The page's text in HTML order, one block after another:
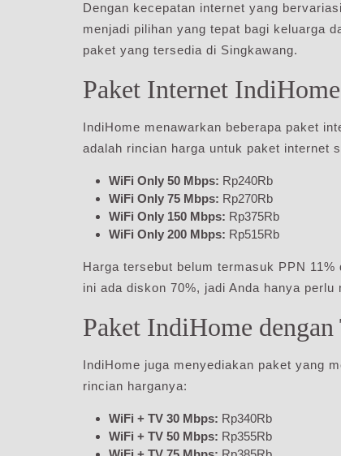
Dengan kecepatan internet yang
menjadi pilihan yang tepat bagi keluarga
paket yang tersedia di Singkawang.
Paket Internet IndiHome
IndiHome menawarkan beberapa paket
adalah rincian harga untuk paket internet
WiFi Only 50 Mbps: Rp240Rb
WiFi Only 75 Mbps: Rp270Rb
WiFi Only 150 Mbps: Rp375Rb
WiFi Only 200 Mbps: Rp515Rb
Harga tersebut belum termasuk PPN
ini ada diskon 70%, jadi Anda hanya perlu
Paket IndiHome
IndiHome juga menyediakan paket yang
rincian harganya:
WiFi + TV 30 Mbps: Rp340Rb
WiFi + TV 50 Mbps: Rp355Rb